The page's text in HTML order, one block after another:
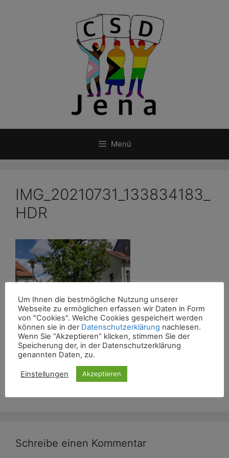
Menü
IMG_20210731_133834183_
HDR
Schreibe einen Kommentar
Um Ihnen die bestmögliche Nutzung unserer
Webseite zu ermöglichen erfassen wir Daten in Form
von "Cookies". Welche Cookies gespeichert werden
können sie in der Datenschutzerklärung nachlesen.
Wenn Sie “Akzeptieren” klicken, stimmen Sie der
Speicherung der, in der Datenschutzerklärung
genannten Daten, zu.
Einstellungen Akzeptieren